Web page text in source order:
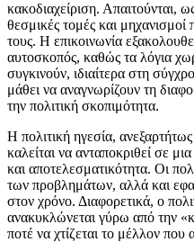
κακοδιαχείριση. Απαιτούνται,
θεσμικές τομές και
τους. Η επικοινωνία
αυτοσκοπός, καθώς τα λόγια
συγκινούν, ιδιαίτερα στη
μάθει να αναγνωρίζουν τη
την πολιτική σκοπιμότητα.
Η πολιτική ηγεσία,
καλείται να ανταποκριθεί σε
και αποτελεσματικότητα. Οι
των προβλημάτων, αλλά και
στον χρόνο. Διαφορετικά, ο
ανακυκλώνεται γύρω από την
ποτέ να χτίζεται το μέλλον που